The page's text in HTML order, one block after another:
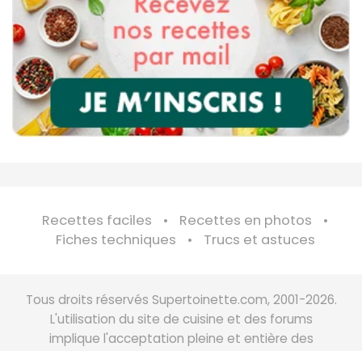
Recettes faciles
Recettes en photos
Fiches techniques
Trucs et astuces
Tous droits réservés Supertoinette.com, 2001-2026.
L'utilisation du site de cuisine et des forums
implique l'acceptation pleine et entière des